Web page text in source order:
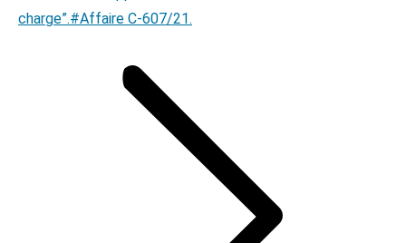
charge”.#Affaire C-607/21.